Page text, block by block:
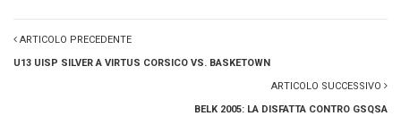
ARTICOLO PRECEDENTE
U13 UISP SILVER A VIRTUS CORSICO VS. BASKETOWN
ARTICOLO SUCCESSIVO
BELK 2005: LA DISFATTA CONTRO GSQSA